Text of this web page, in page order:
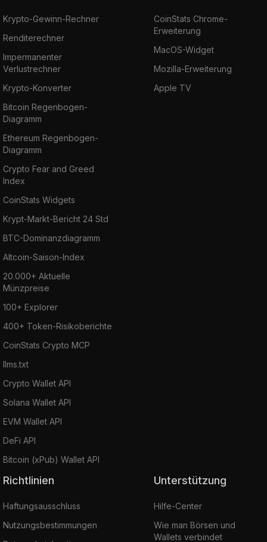
Krypto-Gewinn-Rechner
Renditerechner
Impermanenter
Verlustrechner
Krypto-Konverter
Bitcoin Regenbogen-
Diagramm
Ethereum Regenbogen-
Diagramm
Crypto Fear and Greed
Index
CoinStats Widgets
Krypt-Markt-Bericht 24 Std
BTC-Dominanzdiagramm
Altcoin-Saison-Index
20.000+ Aktuelle
Münzpreise
100+ Explorer
400+ Token-Risikoberichte
CoinStats Crypto MCP
llms.txt
Crypto Wallet API
Solana Wallet API
EVM Wallet API
DeFi API
Bitcoin (xPub) Wallet API
CoinStats Chrome-
Erweiterung
MacOS-Widget
Mozilla-Erweiterung
Apple TV
Richtlinien
Haftungsausschluss
Nutzungsbestimmungen
Unterstützung
Hilfe-Center
Wie man Börsen und
Wallets verbindet